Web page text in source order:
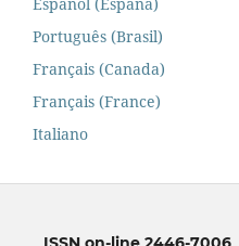
Español (España)
Português (Brasil)
Français (Canada)
Français (France)
Italiano